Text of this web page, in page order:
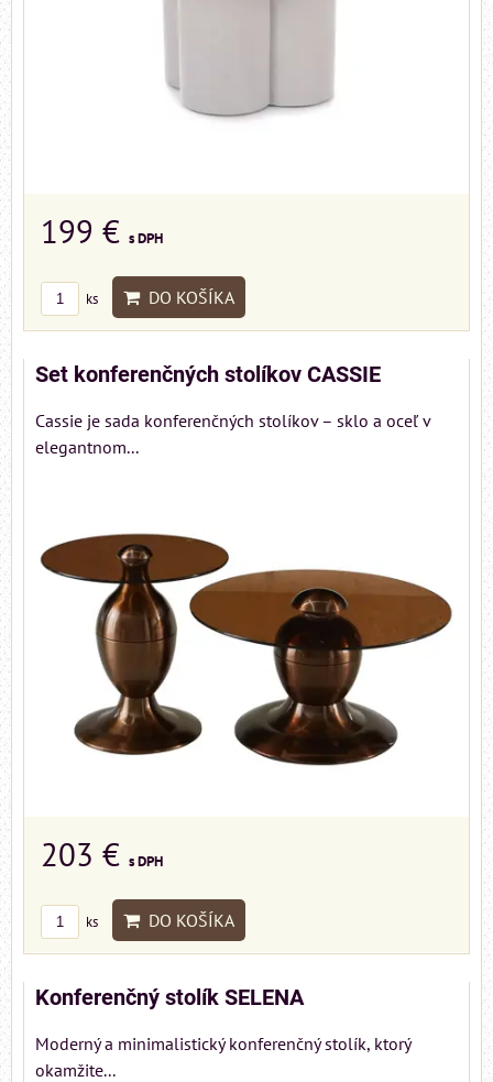
199 € s DPH
ks DO KOŠÍKA
Set konferenčných stolíkov CASSIE
Cassie je sada konferenčných stolíkov – sklo a oceľ v
elegantnom...
203 € s DPH
ks DO KOŠÍKA
Konferenčný stolík SELENA
Moderný a minimalistický konferenčný stolík, ktorý
okamžite...